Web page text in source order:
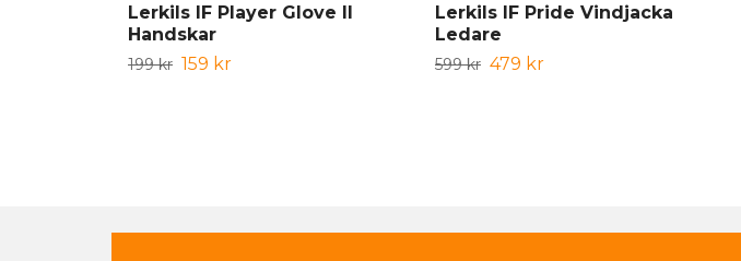
Lerkils IF Player Glove II
Handskar
199 kr 159 kr
Lerkils IF Pride Vindjacka
Ledare
599 kr 479 kr